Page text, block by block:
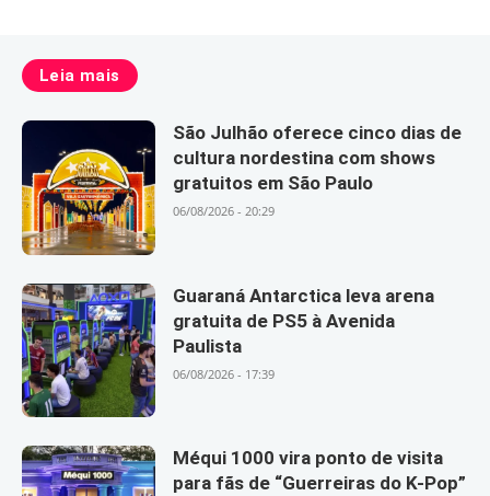
Leia mais
São Julhão oferece cinco dias de
cultura nordestina com shows
gratuitos em São Paulo
06/08/2026 - 20:29
Guaraná Antarctica leva arena
gratuita de PS5 à Avenida
Paulista
06/08/2026 - 17:39
Méqui 1000 vira ponto de visita
para fãs de “Guerreiras do K-Pop”